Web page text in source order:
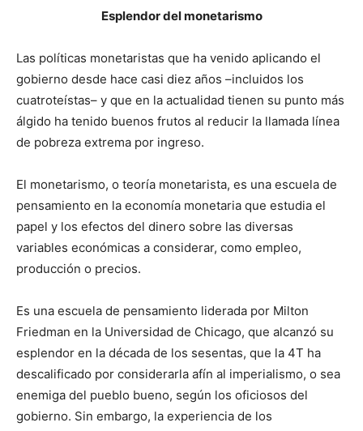
Esplendor del monetarismo
Las políticas monetaristas que ha venido aplicando el
gobierno desde hace casi diez años –incluidos los
cuatroteístas– y que en la actualidad tienen su punto más
álgido ha tenido buenos frutos al reducir la llamada línea
de pobreza extrema por ingreso.
El monetarismo, o teoría monetarista, es una escuela de
pensamiento en la economía monetaria que estudia el
papel y los efectos del dinero sobre las diversas
variables económicas a considerar, como empleo,
producción o precios.
Es una escuela de pensamiento liderada por Milton
Friedman en la Universidad de Chicago, que alcanzó su
esplendor en la década de los sesentas, que la 4T ha
descalificado por considerarla afín al imperialismo, o sea
enemiga del pueblo bueno, según los oficiosos del
gobierno. Sin embargo, la experiencia de los